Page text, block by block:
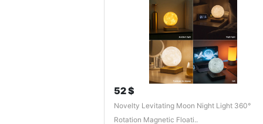
52 $
Novelty Levitating Moon Night Light 360°
Rotation Magnetic Floati..